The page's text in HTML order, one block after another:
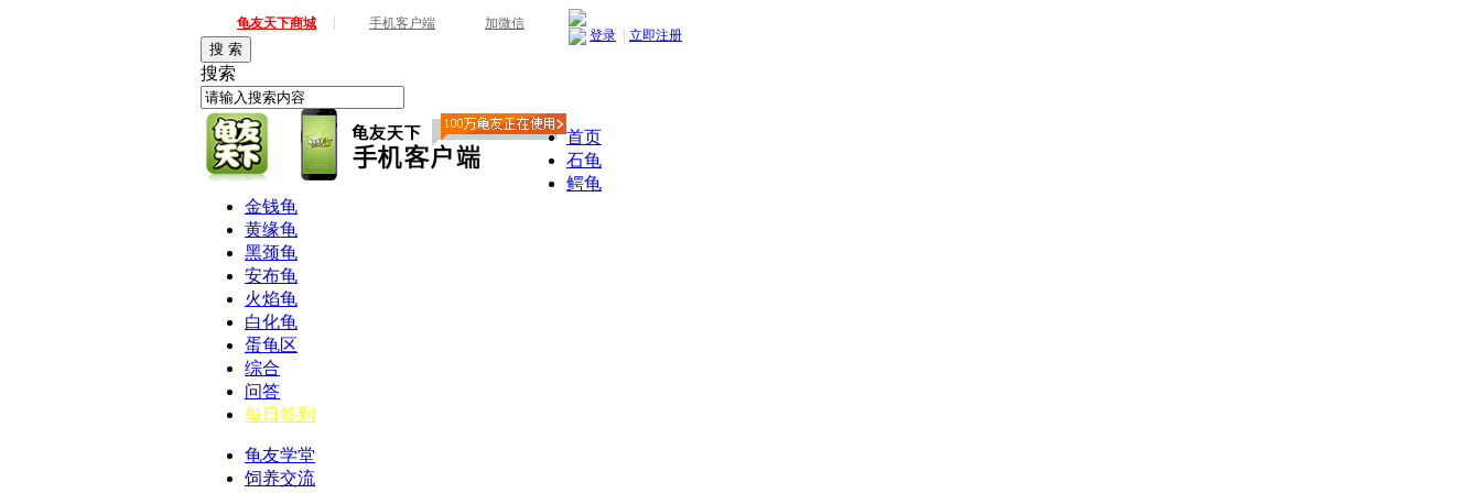
龟友天下商城 手机客户端 加微信
登录 立即注册
搜 索
搜索
首页
石龟
鳄龟
金钱龟
黄缘龟
黑颈龟
安布龟
火焰龟
白化龟
蛋龟区
综合
问答
每日签到
龟友学堂
饲养交流